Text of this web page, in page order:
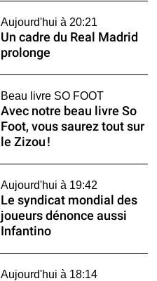
Aujourd'hui à 20:21
Un cadre du Real Madrid
prolonge
Beau livre SO FOOT
Avec notre beau livre So
Foot, vous saurez tout sur
le Zizou !
Aujourd'hui à 19:42
Le syndicat mondial des
joueurs dénonce aussi
Infantino
Aujourd'hui à 18:14